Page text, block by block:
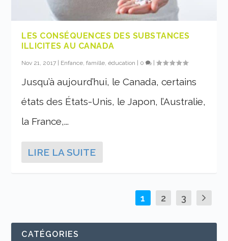
LES CONSÉQUENCES DES SUBSTANCES
ILLICITES AU CANADA
Nov 21, 2017 Enfance, famille, éducation 0 |
Jusqu’à aujourd’hui, le Canada, certains
états des États-Unis, le Japon, l’Australie,
la France,...
LIRE LA SUITE
1 2 3
CATÉGORIES